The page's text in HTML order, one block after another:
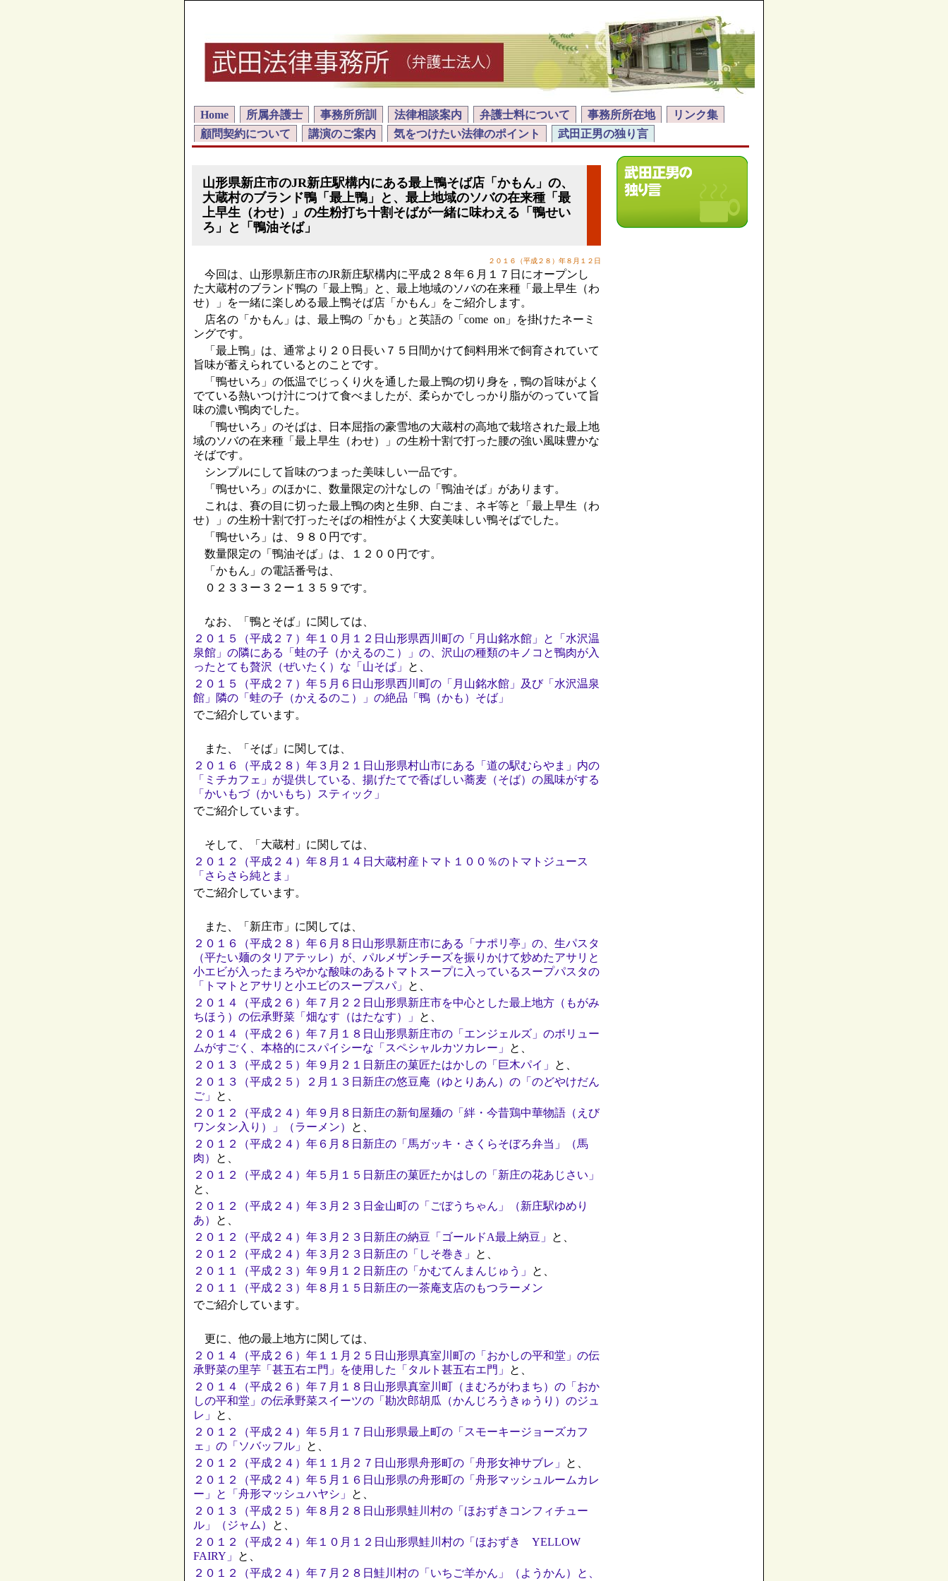
Home 所属弁護士 事務所所訓 法律相談案内 弁護士料について 事務所所在地
リンク集
顧問契約について
講演のご案内 気をつけたい法律のポイント 武田正男の独り言
山形県新庄市のJR新庄駅構内にある最上鴨そば店「かもん」の、
大蔵村のブランド鴨「最上鴨」と、最上地域のソバの在来種「最
上早生（わせ）」の生粉打ち十割そばが一緒に味わえる「鴨せい
ろ」と「鴨油そば」
２０１６（平成２８）年８月１２日
今回は、山形県新庄市のJR新庄駅構内に平成２８年６月１７日にオープンし
た大蔵村のブランド鴨の「最上鴨」と、最上地域のソバの在来種「最上早生（わ
せ）」を一緒に楽しめる最上鴨そば店「かもん」をご紹介します。
店名の「かもん」は、最上鴨の「かも」と英語の「come on」を掛けたネーミ
ングです。
「最上鴨」は、通常より２０日長い７５日間かけて飼料用米で飼育されていて
旨味が蓄えられているとのことです。
「鴨せいろ」の低温でじっくり火を通した最上鴨の切り身を，鴨の旨味がよく
でている熱いつけ汁につけて食べましたが、柔らかでしっかり脂がのっていて旨
味の濃い鴨肉でした。
「鴨せいろ」のそばは、日本屈指の豪雪地の大蔵村の高地で栽培された最上地
域のソバの在来種「最上早生（わせ）」の生粉十割で打った腰の強い風味豊かな
そばです。
シンプルにして旨味のつまった美味しい一品です。
「鴨せいろ」のほかに、数量限定の汁なしの「鴨油そば」があります。
これは、賽の目に切った最上鴨の肉と生卵、白ごま、ネギ等と「最上早生（わ
せ）」の生粉十割で打ったそばの相性がよく大変美味しい鴨そばでした。
「鴨せいろ」は、９８０円です。
数量限定の「鴨油そば」は、１２００円です。
「かもん」の電話番号は、
０２３３ー３２ー１３５９です。
なお、「鴨とそば」に関しては、
２０１５（平成２７）年１０月１２日山形県西川町の「月山銘水館」と「水沢温
泉館」の隣にある「蛙の子（かえるのこ）」の、沢山の種類のキノコと鴨肉が入
ったとても贅沢（ぜいたく）な「山そば」
と、
２０１５（平成２７）年５月６日山形県西川町の「月山銘水館」及び「水沢温泉
館」隣の「蛙の子（かえるのこ）」の絶品「鴨（かも）そば」
でご紹介しています。
また、「そば」に関しては、
２０１６（平成２８）年３月２１日山形県村山市にある「道の駅むらやま」内の
「ミチカフェ」が提供している、揚げたてで香ばしい蕎麦（そば）の風味がする
「かいもづ（かいもち）スティック」
でご紹介しています。
そして、「大蔵村」に関しては、
２０１２（平成２４）年８月１４日大蔵村産トマト１００％のトマトジュース
「さらさら純とま」
でご紹介しています。
また、「新庄市」に関しては、
２０１６（平成２８）年６月８日山形県新庄市にある「ナポリ亭」の、生パスタ
（平たい麺のタリアテッレ）が、パルメザンチーズを振りかけて炒めたアサリと
小エビが入ったまろやかな酸味のあるトマトスープに入っているスープパスタの
「トマトとアサリと小エビのスープスパ」
と、
２０１４（平成２６）年７月２２日山形県新庄市を中心とした最上地方（もがみ
ちほう）の伝承野菜「畑なす（はたなす）」
と、
２０１４（平成２６）年７月１８日山形県新庄市の「エンジェルズ」のボリュー
ムがすごく、本格的にスパイシーな「スペシャルカツカレー」
と、
２０１３（平成２５）年９月２１日新庄の菓匠たはかしの「巨木パイ」
と、
２０１３（平成２５）２月１３日新庄の悠豆庵（ゆとりあん）の「のどやけだん
ご」
と、
２０１２（平成２４）年９月８日新庄の新旬屋麺の「絆・今昔鶏中華物語（えび
ワンタン入り）」（ラーメン）
と、
２０１２（平成２４）年６月８日新庄の「馬ガッキ・さくらそぼろ弁当」（馬
肉）
と、
２０１２（平成２４）年５月１５日新庄の菓匠たかはしの「新庄の花あじさい」
と、
２０１２（平成２４）年３月２３日金山町の「ごぼうちゃん」（新庄駅ゆめり
あ）
と、
２０１２（平成２４）年３月２３日新庄の納豆「ゴールドA最上納豆」
と、
２０１２（平成２４）年３月２３日新庄の「しそ巻き」
と、
２０１１（平成２３）年９月１２日新庄の「かむてんまんじゅう」
と、
２０１１（平成２３）年８月１５日新庄の一茶庵支店のもつラーメン
でご紹介しています。
更に、他の最上地方に関しては、
２０１４（平成２６）年１１月２５日山形県真室川町の「おかしの平和堂」の伝
承野菜の里芋「甚五右エ門」を使用した「タルト甚五右エ門」
と、
２０１４（平成２６）年７月１８日山形県真室川町（まむろがわまち）の「おか
しの平和堂」の伝承野菜スイーツの「勘次郎胡瓜（かんじろうきゅうり）のジュ
レ」
と、
２０１２（平成２４）年５月１７日山形県最上町の「スモーキージョーズカフ
ェ」の「ソバッフル」
と、
２０１２（平成２４）年１１月２７日山形県舟形町の「舟形女神サブレ」
と、
２０１２（平成２４）年５月１６日山形県の舟形町の「舟形マッシュルームカレ
ー」と「舟形マッシュハヤシ」
と、
２０１３（平成２５）年８月２８日山形県鮭川村の「ほおずきコンフィチュー
ル」（ジャム）
と、
２０１２（平成２４）年１０月１２日山形県鮭川村の「ほおずき YELLOW
FAIRY」
と、
２０１２（平成２４）年７月２８日鮭川村の「いちご羊かん」（ようかん）と、